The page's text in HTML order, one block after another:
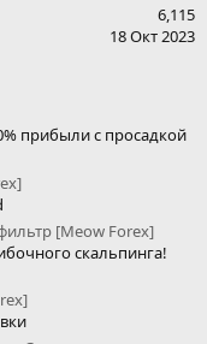
6,115
18 Окт 2023
прибыли с просадкой
[Meow Forex]
скальпинга!